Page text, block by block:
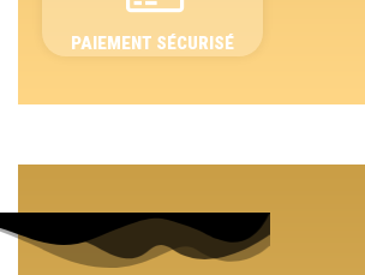
PAIEMENT SÉCURISÉ